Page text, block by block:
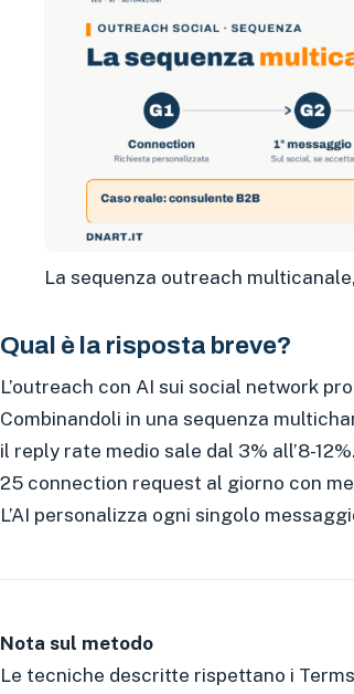
La sequenza outreach
Qual è la risposta breve?
L’outreach con AI sui social network
Combinandoli in una sequenza
il reply rate medio sale dal 3% all’8-
25 connection request al giorno con
L’AI personalizza ogni singolo
Nota sul metodo
Le tecniche descritte rispettano i